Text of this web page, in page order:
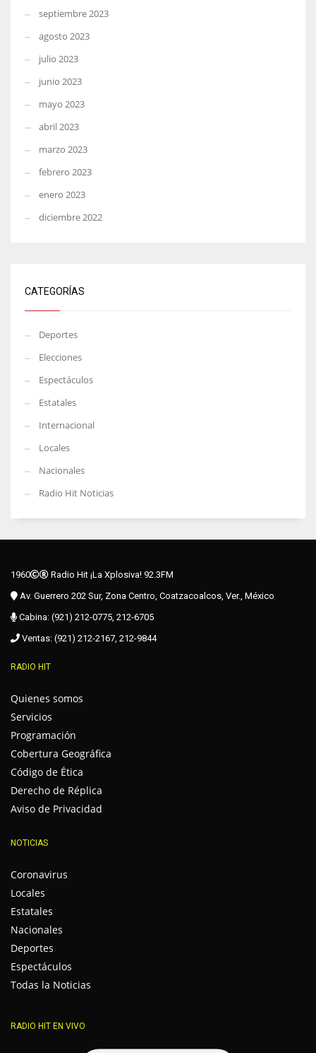
septiembre 2023
agosto 2023
julio 2023
junio 2023
mayo 2023
abril 2023
marzo 2023
febrero 2023
enero 2023
diciembre 2022
CATEGORÍAS
Deportes
Elecciones
Espectáculos
Estatales
Internacional
Locales
Nacionales
Radio Hit Noticias
1960
Radio Hit ¡La Xplosiva! 92.3FM
Av. Guerrero 202 Sur, Zona Centro, Coatzacoalcos, Ver., México
Cabina: (921) 212-0775, 212-6705
Ventas: (921) 212-2167, 212-9844
RADIO HIT
Quienes somos
Servicios
Programación
Cobertura Geográfica
Código de Ética
Derecho de Réplica
Aviso de Privacidad
NOTICIAS
Coronavirus
Locales
Estatales
Nacionales
Deportes
Espectáculos
Todas la Noticias
RADIO HIT EN VIVO